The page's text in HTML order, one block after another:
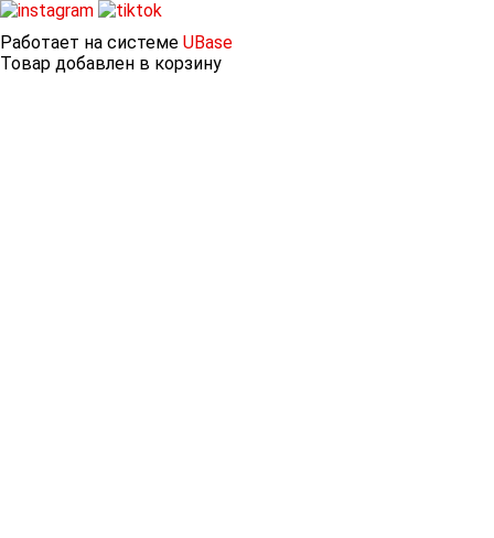
Работает на системе UBase
Товар добавлен в корзину